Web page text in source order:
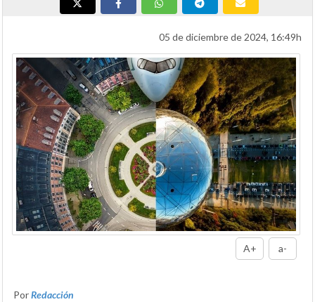
05 de diciembre de 2024, 16:49h
A+ a-
PorRedacción